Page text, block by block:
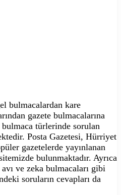
bulmacalardan kare
gazete bulmacalarına
türlerinde sorulan
Posta Gazetesi, Hürriyet
gazetelerde yayınlanan
bulunmaktadır. Ayrıca
ve zeka bulmacaları gibi
soruların cevapları da